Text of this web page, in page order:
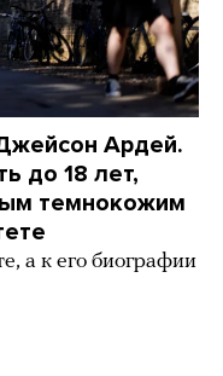
Ардей.
до 18 лет,
темнокожим
а к его биографии